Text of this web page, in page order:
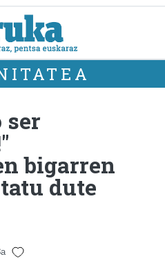
ser
bigarren
dute